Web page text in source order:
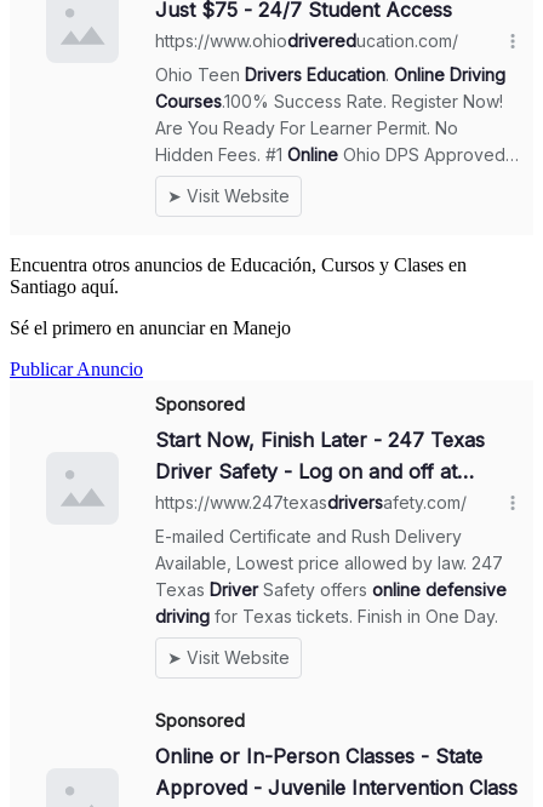
Encuentra otros anuncios de Educación, Cursos y Clases en
Santiago aquí.
Sé el primero en anunciar en Manejo
Publicar Anuncio